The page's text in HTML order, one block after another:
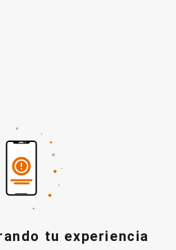
tu experiencia